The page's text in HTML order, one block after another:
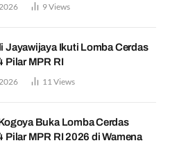
9Views
Jayawijaya Ikuti Lomba Cerdas
Pilar MPR RI
11 Views
Buka Lomba Cerdas
Pilar MPR RI 2026 di Wamena